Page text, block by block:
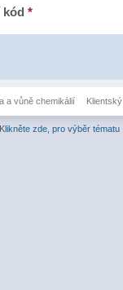
kód *
a vůně chemikálií
Klikněte zde, pro výběr tématu